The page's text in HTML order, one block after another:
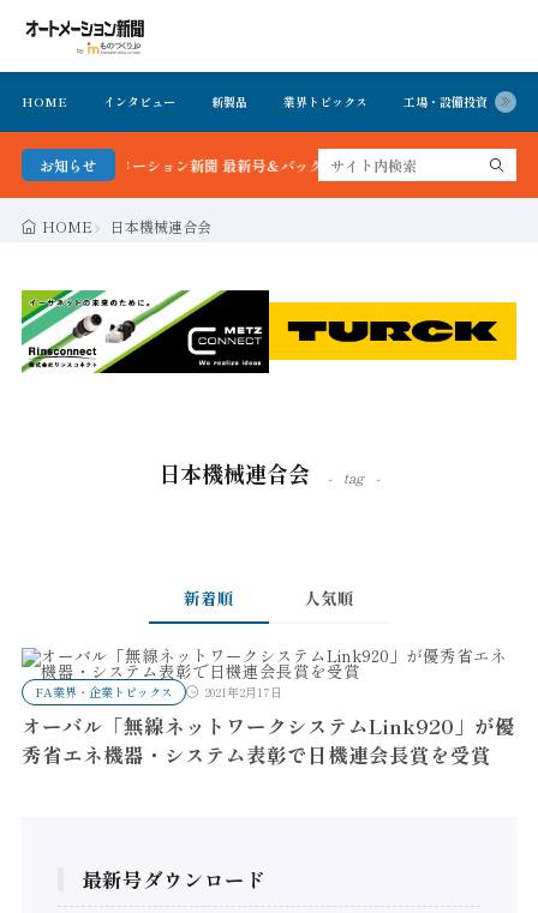
HOME インタビュー 新製品 業界トピックス 工場・設備投資
お知らせ
る！オートメーション新聞 最新号＆バックナンバーを無料で公開中 詳細はこち
HOME 日本機械連合会
日本機械連合会 tag
新着順 人気順
FA業界・企業トピックス 2021年2月17日
オーバル「無線ネットワークシステムLink920」が優
秀省エネ機器・システム表彰で日機連会長賞を受賞
最新号ダウンロード